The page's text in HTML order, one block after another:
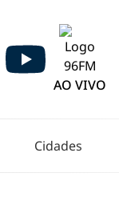
AO VIVO
Cidades